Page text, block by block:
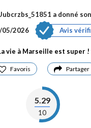
a donné
05/2026
Avis
vie à Marseille est super !
Favoris Partager
5.29
10